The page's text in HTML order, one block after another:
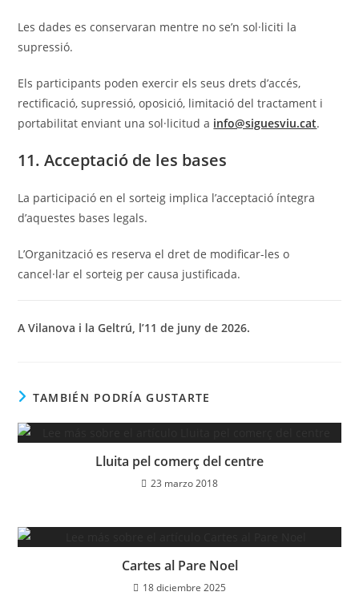
Les dades es conservaran mentre no se’n sol·liciti la
supressió.
Els participants poden exercir els seus drets d’accés,
rectificació, supressió, oposició, limitació del tractament i
portabilitat enviant una sol·licitud a info@siguesviu.cat.
11. Acceptació de les bases
La participació en el sorteig implica l’acceptació íntegra
d’aquestes bases legals.
L’Organització es reserva el dret de modificar-les o
cancel·lar el sorteig per causa justificada.
A Vilanova i la Geltrú, l’11 de juny de 2026.
TAMBIÉN PODRÍA GUSTARTE
Lluita pel comerç del centre
23 marzo 2018
Cartes al Pare Noel
18 diciembre 2025